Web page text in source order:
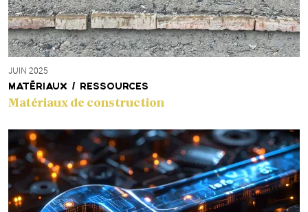
JUIN 2025
MATÉRIAUX / RESSOURCES
Matériaux de construction